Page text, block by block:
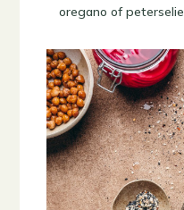
oregano of peterselie